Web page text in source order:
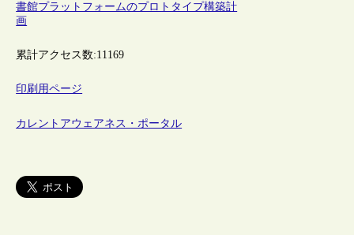
書館プラットフォームのプロトタイプ構築計
画
累計アクセス数:11169
印刷用ページ
カレントアウェアネス・ポータル